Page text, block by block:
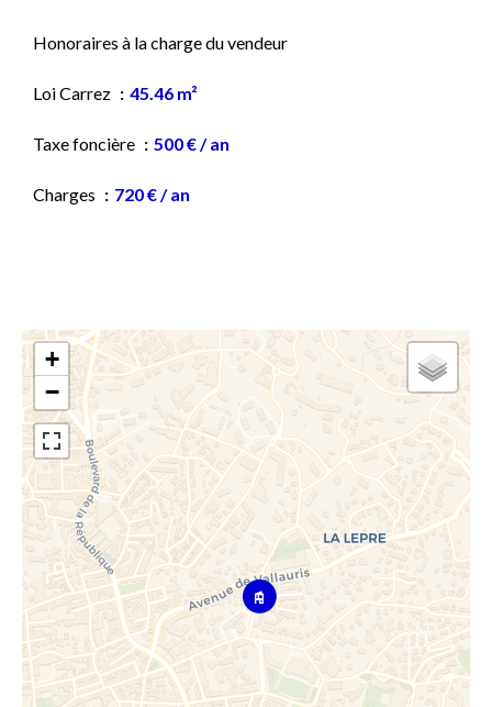
Honoraires à la charge du vendeur
Loi Carrez 45.46 m²
Taxe foncière 500 € / an
Charges 720 € / an
+
−